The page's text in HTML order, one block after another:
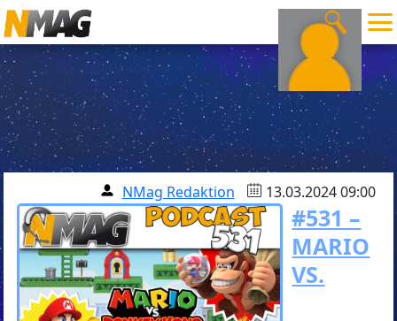
NMag Redaktion 13.03.2024 09:00
#531 –
MARIO
VS.